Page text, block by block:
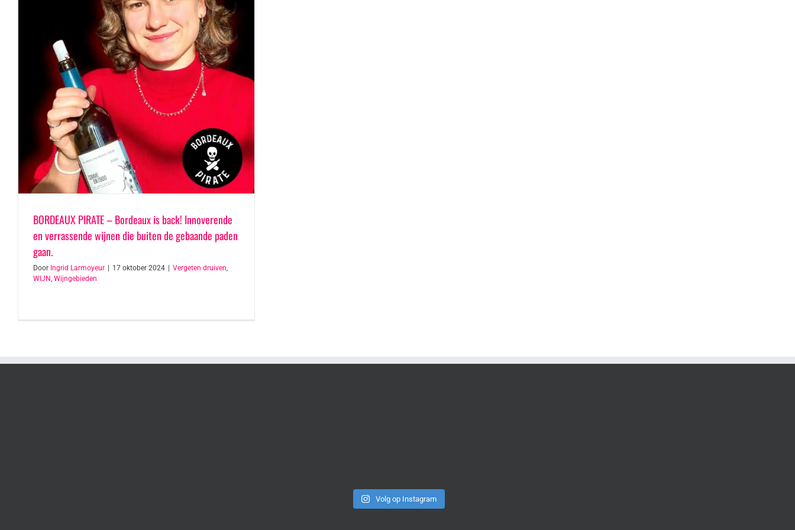
BORDEAUX PIRATE – Bordeaux is back! Innoverende
en verrassende wijnen die buiten de gebaande paden
gaan.
Door Ingrid Larmoyeur 17 oktober 2024 Vergeten druiven,
WIJN, Wijngebieden
Volg op Instagram